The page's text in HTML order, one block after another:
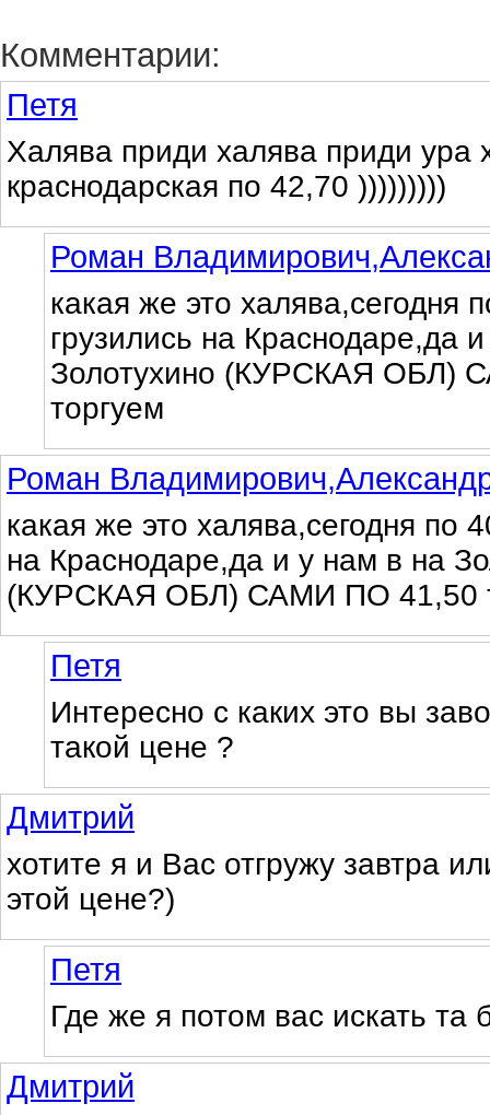
Комментарии:
Петя
Халява приди халява приди ура
краснодарская по 42,70 )))))))))
Роман
какая же это халява,сегодня
грузились на Краснодаре,да
Золотухино (КУРСКАЯ ОБЛ)
торгуем
Роман
какая же это халява,сегодня по
на Краснодаре,да и у нам в на
(КУРСКАЯ ОБЛ) САМИ ПО 41,50
Петя
Интересно с каких это вы
такой цене ?
Дмитрий
хотите я и Вас отгружу завтра
этой цене?)
Петя
Где же я потом вас искать та
Дмитрий